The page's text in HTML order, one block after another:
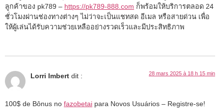
ลูกค้าของ pk789 – https://pk789-888.com ก็พร้อมให้บริการตลอด 24
ชั่วโมงผ่านช่องทางต่างๆ ไม่ว่าจะเป็นแชทสด อีเมล หรือสายด่วน เพื่อ
ให้ผู้เล่นได้รับความช่วยเหลืออย่างรวดเร็วและมีประสิทธิภาพ
Lorri Imbert dit : 28 mars 2025 à 18 h 15 min
100$ de Bônus no fazobetai para Novos Usuários – Registre-se!